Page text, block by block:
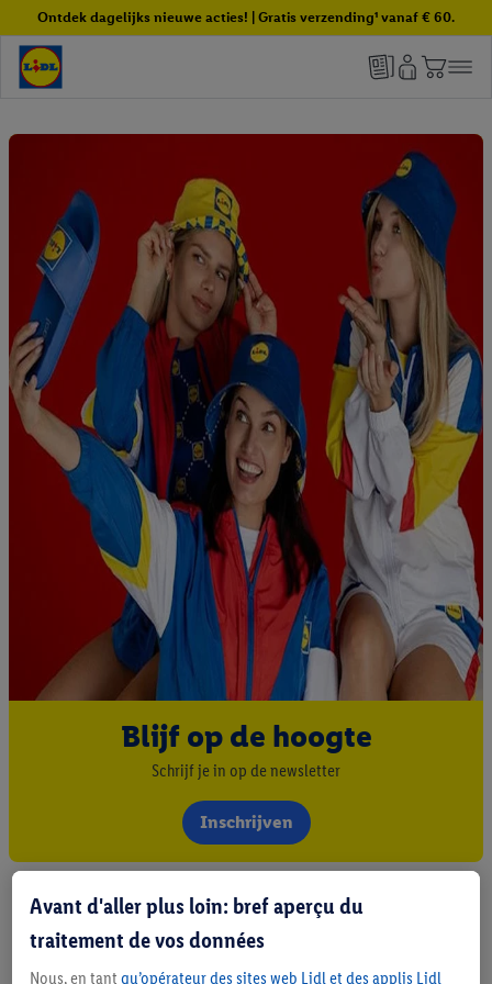
Ontdek dagelijks nieuwe acties! | Gratis verzending¹ vanaf € 60.
Blijf op de hoogte
Schrijf je in op de newsletter
Inschrijven
Avant d'aller plus loin: bref aperçu du
traitement de vos données
Nous, en tant qu’opérateur des sites web Lidl et des applis Lidl